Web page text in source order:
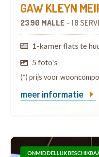
GAW KLEYN
2390 MALLE -18
1-kamer flats te
5 foto's
(*) prijs voor
meer informatie
ONMIDDELLIJK